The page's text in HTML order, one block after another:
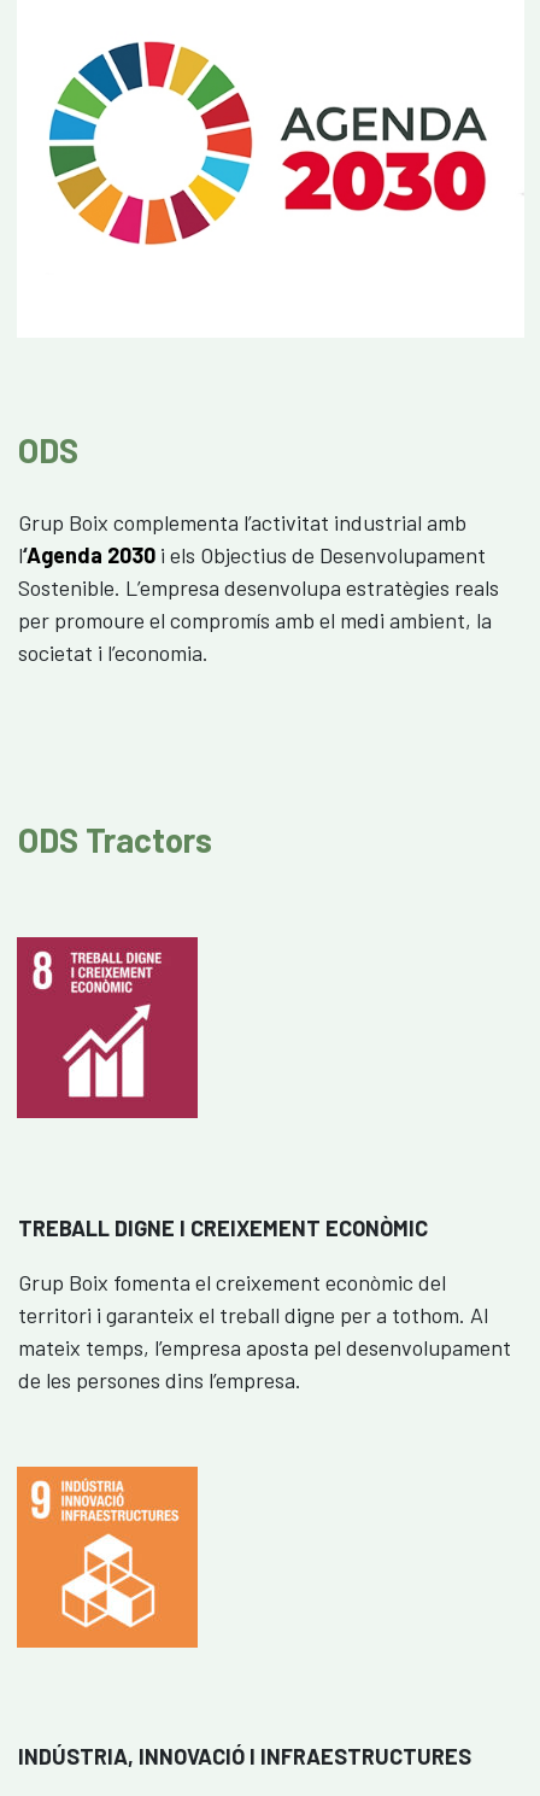
Embalatge
Seguretat Vial
Panells CLT
Contacte
Actualitat
ODS
Grup Boix complementa l’activitat industrial amb
l‘Agenda 2030 i els Objectius de Desenvolupament
Sostenible. L’empresa desenvolupa estratègies reals
per promoure el compromís amb el medi ambient, la
societat i l’economia.
ODS Tractors
TREBALL DIGNE I CREIXEMENT ECONÒMIC
Grup Boix fomenta el creixement econòmic del
territori i garanteix el treball digne per a tothom. Al
mateix temps, l’empresa aposta pel desenvolupament
de les persones dins l’empresa.
INDÚSTRIA, INNOVACIÓ I INFRAESTRUCTURES